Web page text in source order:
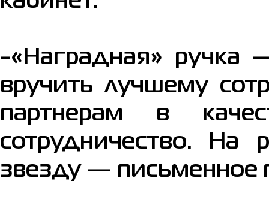
-«Наградная» ручка
вручить лучшему
партнерам в
сотрудничество. На
звезду — письменное